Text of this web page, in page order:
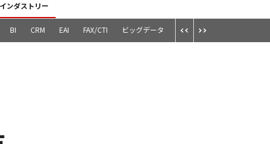
ンダストリー
BI CRM EAI FAX/CTI ビッグデータ スマートデバイス